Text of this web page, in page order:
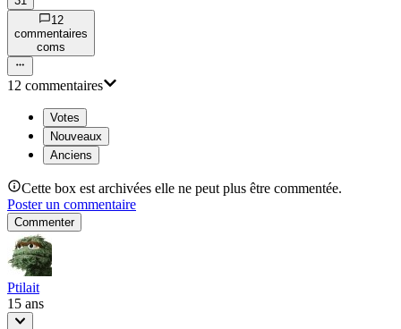
12
commentaires
coms
12 commentaires
Votes
Nouveaux
Anciens
Cette box est archivées elle ne peut plus être commentée.
Poster un commentaire
Commenter
Ptilait
15 ans